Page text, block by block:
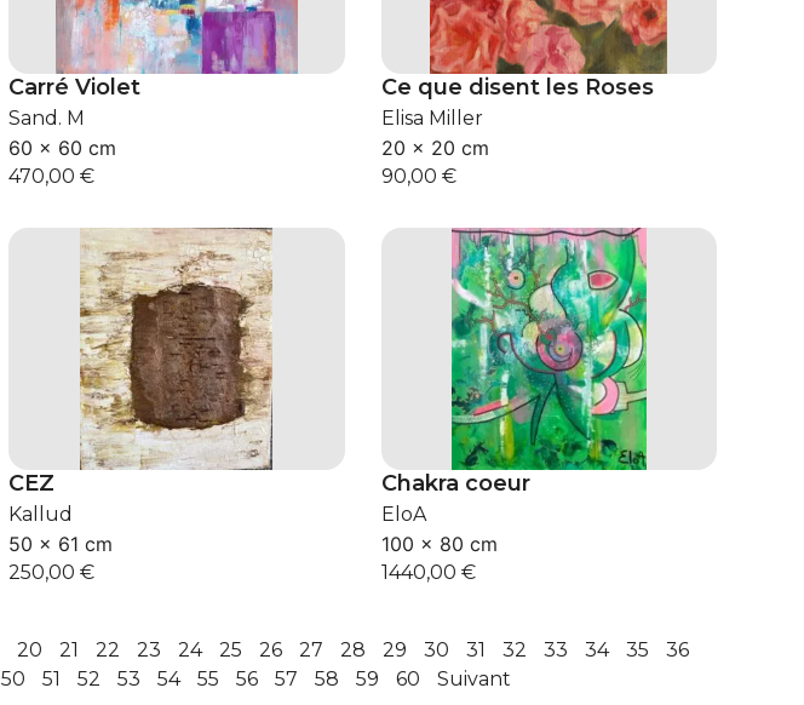
Carré Violet
Sand. M
60 × 60 cm
470,00 €
Ce que disent les Roses
Elisa Miller
20 × 20 cm
90,00 €
CEZ
Kallud
50 × 61 cm
250,00 €
Chakra coeur
EloA
100 × 80 cm
1440,00 €
20 21 22 23 24 25 26 27 28 29 30 31 32 33 34 35
36
50 51 52 53 54 55 56 57 58 59 60 Suivant